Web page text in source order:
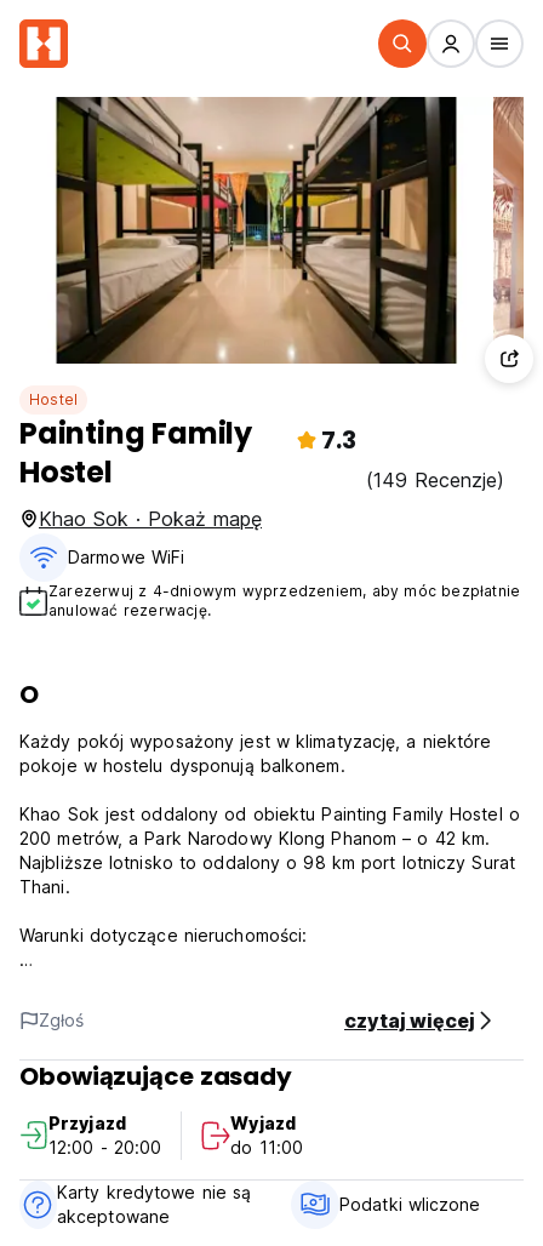
Hostel
Painting Family
Hostel
7.3
(149 Recenzje)
Khao Sok · Pokaż mapę
Darmowe WiFi
Zarezerwuj z 4-dniowym wyprzedzeniem, aby móc bezpłatnie
anulować rezerwację.
O
Każdy pokój wyposażony jest w klimatyzację, a niektóre
pokoje w hostelu dysponują balkonem.
Khao Sok jest oddalony od obiektu Painting Family Hostel o
200 metrów, a Park Narodowy Klong Phanom – o 42 km.
Najbliższe lotnisko to oddalony o 98 km port lotniczy Surat
Thani.
Warunki dotyczące nieruchomości:
2) Wymeldowanie przed godziną 11:00
3) Godziny pracy recepcji: 07.30 - 21.00
Prosimy o informację, jeśli planują Państwo przyjazd do
hostelu po godzinie 21:00.
5) Anulacji lub zmiany należy dokonać na 3 dni przed
przyjazdem.
6) Śniadanie nie jest wliczone w cenę.
7) Zakaz palenia w pokoju, ale wydzielona część dla
palących. (Auto-translated from original language)
Zgłoś czytaj więcej
Obowiązujące zasady
Przyjazd
12:00 - 20:00
Wyjazd
do 11:00
Karty kredytowe nie są
akceptowane
Podatki wliczone